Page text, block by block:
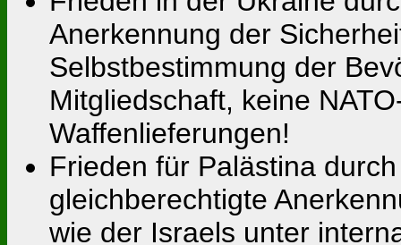
Anerkennung der
Selbstbestimmung der
Mitgliedschaft, keine
Waffenlieferungen!
Frieden für Palästina
gleichberechtigte
wie der Israels unter